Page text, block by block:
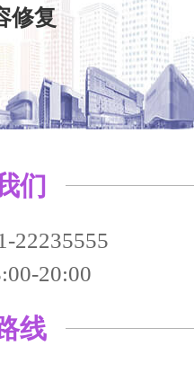
修复
们
22235555
20:00
线